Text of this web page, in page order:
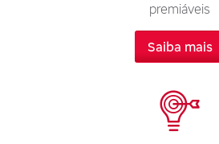
premiáveis
Saiba mais